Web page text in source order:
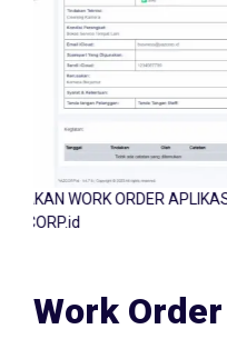
CETAKAN WORK
Work